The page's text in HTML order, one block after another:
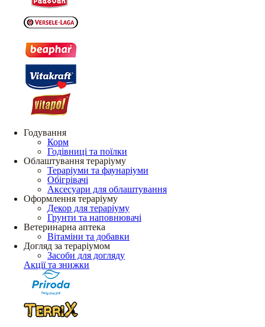
Годування
Корм
Годівниці та поїлки
Облаштування тераріуму
Тераріуми та фаунаріуми
Обігрівачі
Аксесуари для облаштування
Оформлення тераріуму
Декор для тераріуму
Грунти та наповнювачі
Ветеринарна аптека
Вітаміни та добавки
Догляд за тераріумом
Засоби для догляду
Акції та знижки